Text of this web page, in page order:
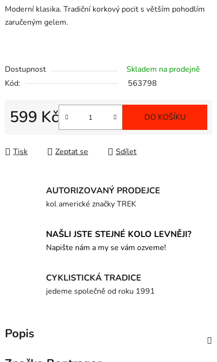
Moderní klasika. Tradiční korkový pocit s větším pohodlím
zaručeným gelem.
Dostupnost
Skladem na prodejně
Kód:
563798
599 Kč DO KOŠÍKU
Tisk Zeptat se Sdílet
AUTORIZOVANÝ PRODEJCE
kol americké značky TREK
NAŠLI JSTE STEJNÉ KOLO LEVNĚJI?
Napište nám a my se vám ozveme!
CYKLISTICKÁ TRADICE
jedeme společně od roku 1991
Popis